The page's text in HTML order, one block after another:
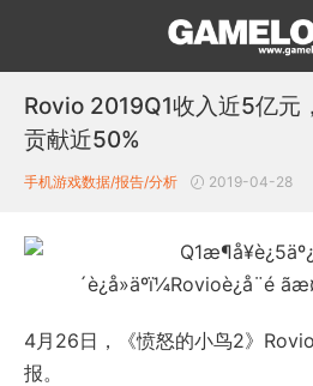
Rovio 2019Q1收入近5亿元
贡献近50%
手机游戏数据/报告/分析 2019-04-28
4月26日，《愤怒的小鸟2》
报。